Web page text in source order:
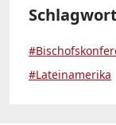
#Lateinamerika